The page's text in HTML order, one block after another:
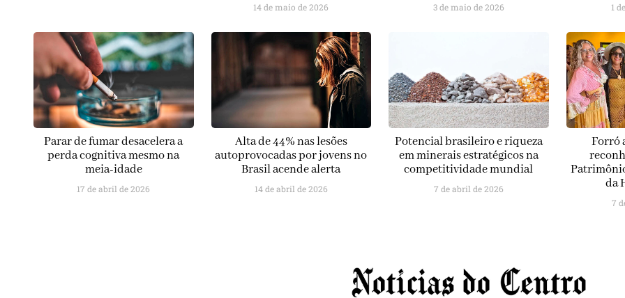
14 de maio de 2026 3 de maio de 2026 1
Parar de fumar desacelera a
perda cognitiva mesmo na
meia-idade
17 de abril de 2026
Alta de 44% nas lesões
autoprovocadas por jovens no
Brasil acende alerta
14 de abril de 2026
Potencial brasileiro e riqueza
em minerais estratégicos na
competitividade mundial
7 de abril de 2026
Forró
da
7